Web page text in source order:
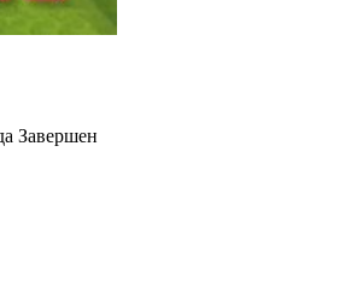
Завершен